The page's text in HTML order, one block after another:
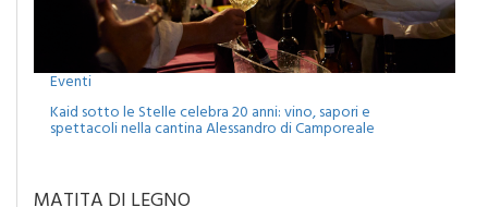
Kaid sotto le Stelle celebra 20 anni: vino, sapori e
spettacoli nella cantina Alessandro di Camporeale